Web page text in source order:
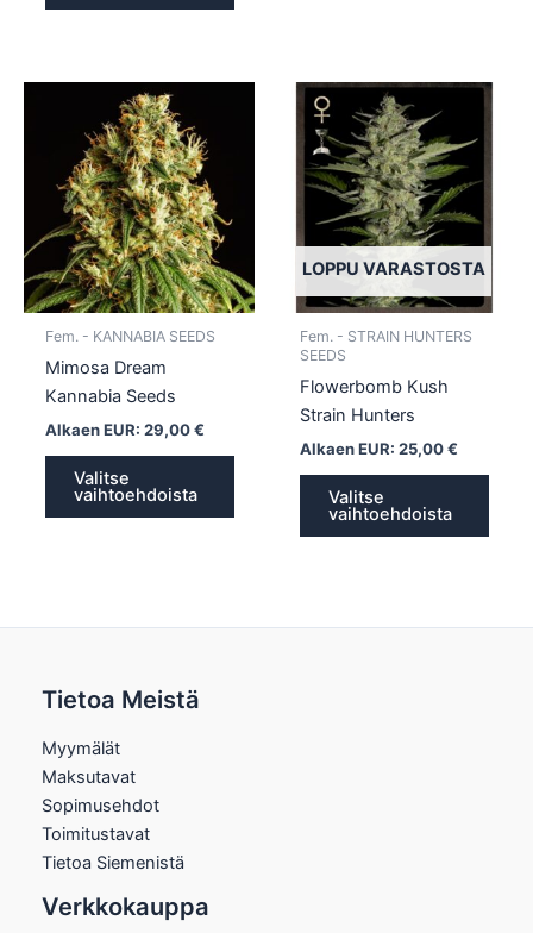
Fem. - KANNABIA SEEDS
Mimosa Dream
Kannabia Seeds
Alkaen EUR: 29,00€
Valitse
vaihtoehdoista
valinnat
LOPPU VARASTOSTA
Fem. - STRAIN HUNTERS
SEEDS
Flowerbomb Kush
Strain Hunters
Alkaen EUR: 25,00€
Valitse
vaihtoehdoista
Tietoa Meistä
Myymälät
Maksutavat
Sopimusehdot
Toimitustavat
Tietoa Siemenistä
Verkkokauppa